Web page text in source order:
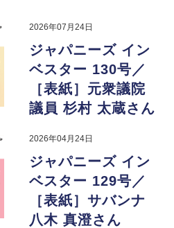
2026年07月24日
ジャパニーズ イン
ベスター 130号／
［表紙］元衆議院
議員 杉村 太蔵さん
2026年04月24日
ジャパニーズ イン
ベスター 129号／
［表紙］サバンナ
八木 真澄さん